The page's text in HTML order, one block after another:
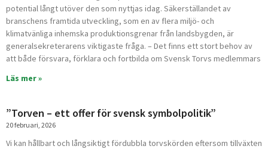
potential långt utöver den som nyttjas idag. Säkerställandet av
branschens framtida utveckling, som en av flera miljö- och
klimatvänliga inhemska produktionsgrenar från landsbygden, är
generalsekreterarens viktigaste fråga. – Det finns ett stort behov av
att både försvara, förklara och fortbilda om Svensk Torvs medlemmars
Läs mer »
”Torven – ett offer för svensk symbolpolitik”
20 februari, 2026
Vi kan hållbart och långsiktigt fördubbla torvskörden eftersom tillväxten
a
a
a
a
a
a
a